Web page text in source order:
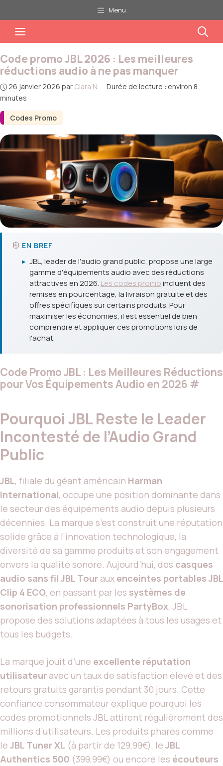
au
contenu
Menu
Menu
Codes Promo
Code promo JBL 2026 : Les meilleures
réductions audio à ne pas manquer
26 janvier 2026 par Clara N. · Durée de lecture : environ 8
minutes
EN BREF
▸ JBL, leader de l'audio grand public, propose une large
gamme d'équipements audio avec des réductions
attractives en 2026. Les codes promoincluent des
remises en pourcentage, la livraison gratuite et des
offres spécifiques sur certains produits. Pour
maximiser les économies, il est essentiel de bien
comprendre et appliquer ces promotions lors de
l'achat.
Code Promo JBL : Les Meilleures Réductions
pour Vos Équipements Audio en 2026 #
Pourquoi JBL Reste le Leader
Incontesté de l’Audio Grand
Public
JBL, filiale du géant américain Harman
International, occupe une position dominante dans
le secteur des équipements audio depuis plusieurs
décennies. La marque s’est construit une réputation
solide grâce à l’innovation technologique, la
diversité de sa gamme produits et son engagement
envers la qualité sonore. Aujourd’hui, des casques
audio sans fil JBL Tour aux enceintes portables JBL
Clip 4 ECO, en passant par les systèmes de
sonorisation professionnels PartyBox, JBL
propose des solutions adaptées à tous les usages et
tous les budgets.
La marque jouit d’une excellente réputation
utilisateur avec un taux de satisfaction élevé et des
retours gratuits garantis pendant 30 jours. Cette
confiance consommateur explique pourquoi les
codes promotionnels JBL attirent régulièrement des
millions d’utilisateurs. Les produits phares comme
le JBL Tuner XL (à partir de 129,99€), le JBL
Authentics 500 (399,99€) ou encore les écouteurs